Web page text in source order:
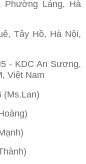
Láng, Hà
Tây Hồ, Hà Nội,
- KDC An Sương,
Việt Nam
(Ms.Lan)